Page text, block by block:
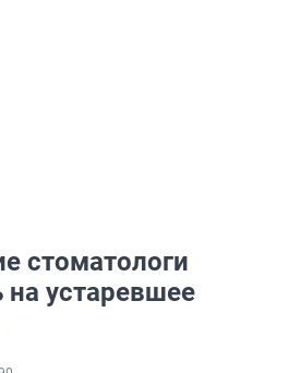
стоматологи
устаревшее